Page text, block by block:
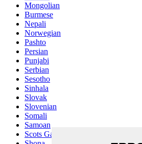
Mongolian
Burmese
Nepali
Norwegian
Pashto
Persian
Punjabi
Serbian
Sesotho
Sinhala
Slovak
Slovenian
Somali
Samoan
Scots Gaelic